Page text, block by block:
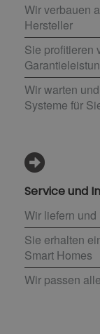
Wir verbauen
Hersteller
Sie profitieren
Wir warten
Systeme für
Service und
Wir liefern
Sie erhalten
Smart Homes
Wir passen